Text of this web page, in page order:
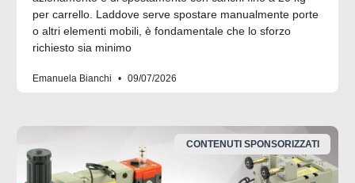
per carrello. Laddove serve spostare manualmente porte
o altri elementi mobili, è fondamentale che lo sforzo
richiesto sia minimo
Emanuela Bianchi 09/07/2026
CONTENUTI SPONSORIZZATI